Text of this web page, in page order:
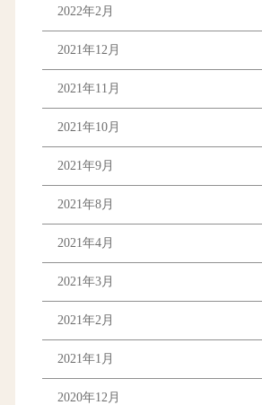
2022年2月
2021年12月
2021年11月
2021年10月
2021年9月
2021年8月
2021年4月
2021年3月
2021年2月
2021年1月
2020年12月